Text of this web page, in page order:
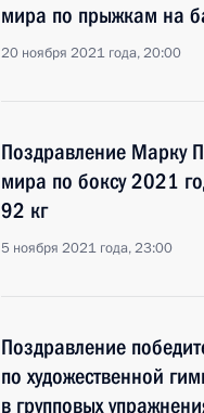
мира по прыжкам на
20 ноября 2021 года, 20:00
Поздравление Марку
мира по боксу 2021
92 кг
5 ноября 2021 года, 23:00
Поздравление
по художественной
в групповых